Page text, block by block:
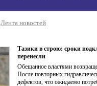
Лента новостей
Тазики в строю: сроки
перенесли
Обещанное властями
После повторных
дефектов, что ожидаемо